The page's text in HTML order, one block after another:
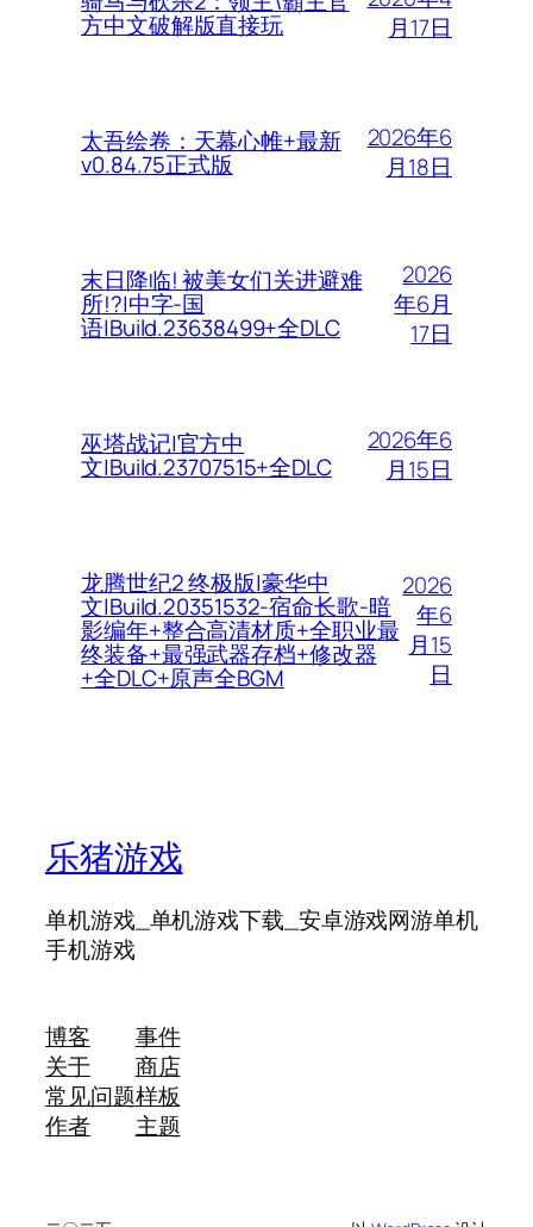
方中文破解版直接玩
月17日
太吾绘卷：天幕心帷+最新
v0.84.75正式版
2026年6
月18日
末日降临! 被美女们关进避难
所!?|中字-国
语|Build.23638499+全DLC
2026
年6月
17日
巫塔战记|官方中
文|Build.23707515+全DLC
2026年6
月15日
龙腾世纪2 终极版|豪华中
文|Build.20351532-宿命长歌-暗
影编年+整合高清材质+全职业最
终装备+最强武器存档+修改器
+全DLC+原声全BGM
2026
年6
月15
日
乐猪游戏
单机游戏_单机游戏下载_安卓游戏网游单机
手机游戏
博客
关于
常见问题
作者
事件
商店
样板
主题